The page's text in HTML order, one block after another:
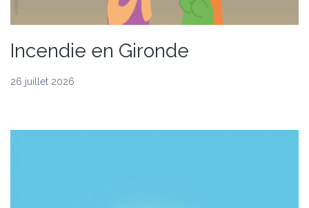
Incendie en Gironde
26 juillet 2026